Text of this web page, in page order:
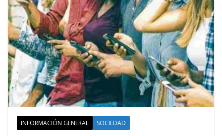
INFORMACIÓN GENERAL SOCIEDAD